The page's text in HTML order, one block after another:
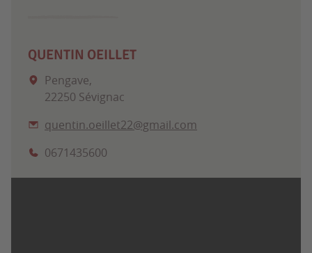
QUENTIN OEILLET
Pengave,
22250 Sévignac
quentin.oeillet22@gmail.com
0671435600